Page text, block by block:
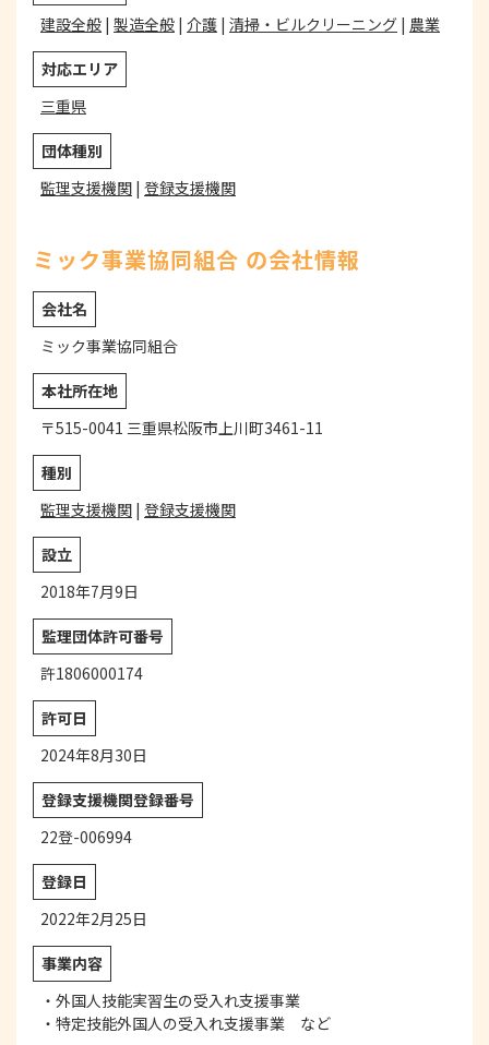
建設全般 | 製造全般 | 介護 | 清掃・ビルクリーニング | 農業
対応エリア
三重県
団体種別
監理支援機関 | 登録支援機関
ミック事業協同組合 の会社情報
会社名
ミック事業協同組合
本社所在地
〒515-0041 三重県松阪市上川町3461-11
種別
監理支援機関 | 登録支援機関
設立
2018年7月9日
監理団体許可番号
許1806000174
許可日
2024年8月30日
登録支援機関登録番号
22登-006994
登録日
2022年2月25日
事業内容
・外国人技能実習生の受入れ支援事業
・特定技能外国人の受入れ支援事業 など